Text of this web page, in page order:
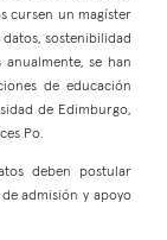
cursen un magíster
sostenibilidad
anualmente, se han
de educación
de Edimburgo,
Po.
deben postular
admisión y apoyo